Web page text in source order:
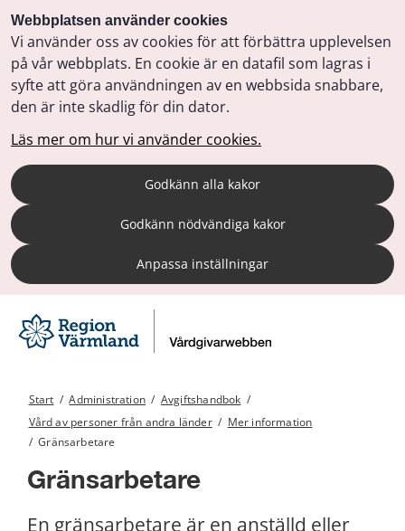
Webbplatsen använder cookies
Vi använder oss av cookies för att förbättra upplevelsen
på vår webbplats. En cookie är en datafil som lagras i
syfte att göra användningen av en webbsida snabbare,
den är inte skadlig för din dator.
Läs mer om hur vi använder cookies.
Godkänn alla kakor
Godkänn nödvändiga kakor
Anpassa inställningar
Start / Administration / Avgiftshandbok /
Vård av personer från andra länder / Mer information
/ Gränsarbetare
Gränsarbetare
En gränsarbetare är en anställd eller